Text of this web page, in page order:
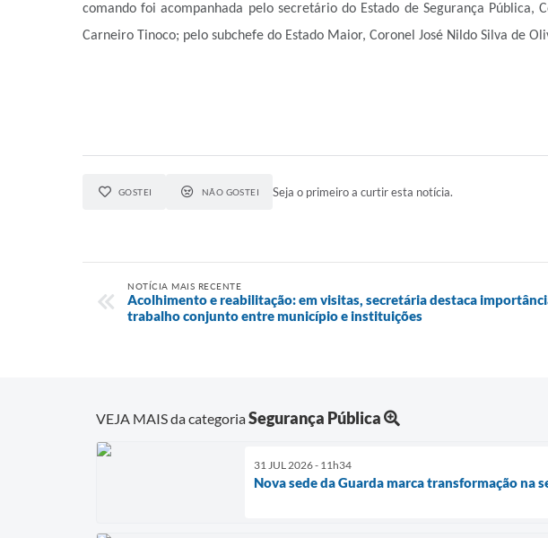
comando foi acompanhada pelo secretário do Estado de Segurança
Carneiro Tinoco; pelo subchefe do Estado Maior, Coronel José Nildo Silva de
GOSTEI NÃO GOSTEI Seja o primeiro a curtir esta notícia.
NOTÍCIA MAIS RECENTE
Acolhimento e reabilitação: em visitas, secretária destaca
trabalho conjunto entre município e instituições
VEJA MAIS da categoriaSegurança Pública
31 JUL 2026 - 11h34
Nova sede da Guarda marca transformação na